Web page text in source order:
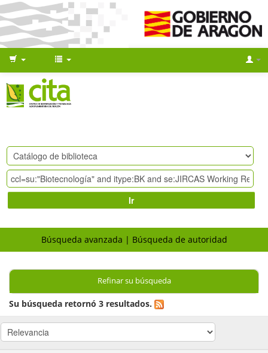
Ir
Búsqueda avanzada Búsqueda de autoridad
Refinar su búsqueda
Su búsqueda retornó 3 resultados.